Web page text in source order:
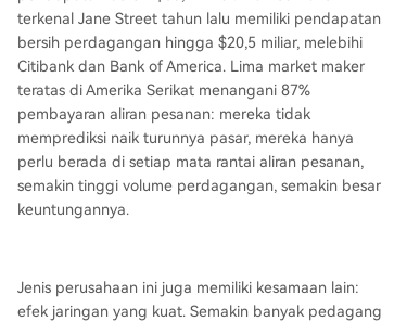
terkenal Jane Street tahun lalu memiliki pendapatan
bersih perdagangan hingga $20,5 miliar, melebihi
Citibank dan Bank of America. Lima market maker
teratas di Amerika Serikat menangani 87%
pembayaran aliran pesanan: mereka tidak
memprediksi naik turunnya pasar, mereka hanya
perlu berada di setiap mata rantai aliran pesanan,
semakin tinggi volume perdagangan, semakin besar
keuntungannya.
Jenis perusahaan ini juga memiliki kesamaan lain:
efek jaringan yang kuat. Semakin banyak pedagang